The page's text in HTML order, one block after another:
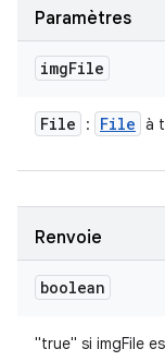
Paramètres
imgFile
File : File à
Renvoie
boolean
"true" si imgFile